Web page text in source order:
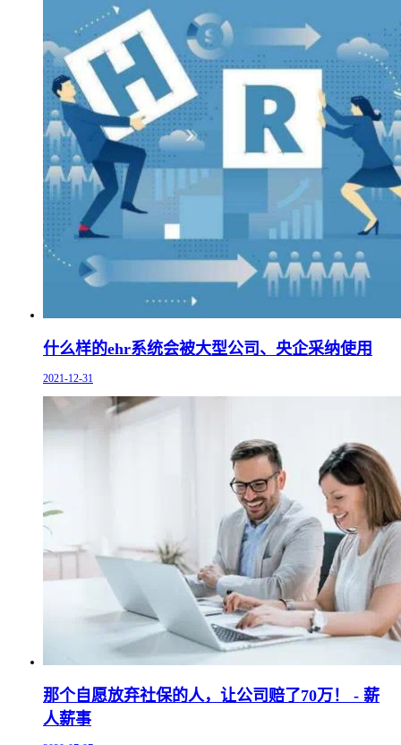
什么样的ehr系统会被大型公司、央企采纳使用
2021-12-31
那个自愿放弃社保的人，让公司赔了70万！ - 薪
人薪事